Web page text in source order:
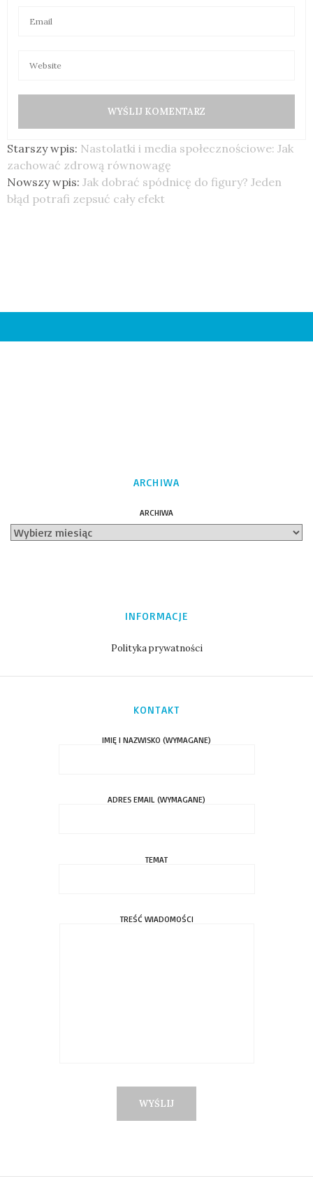
Starszy wpis: Nastolatki i media społecznościowe: Jak
zachować zdrową równowagę
Nowszy wpis: Jak dobrać spódnicę do figury? Jeden
błąd potrafi zepsuć cały efekt
ARCHIWA
ARCHIWA
INFORMACJE
Polityka prywatności
KONTAKT
IMIĘ I NAZWISKO (WYMAGANE)
ADRES EMAIL (WYMAGANE)
TEMAT
TREŚĆ WIADOMOŚCI